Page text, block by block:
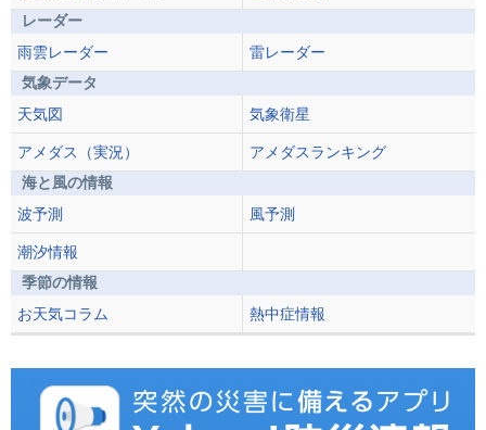
レーダー
雨雲レーダー
雷レーダー
気象データ
天気図
気象衛星
アメダス（実況）
アメダスランキング
海と風の情報
波予測
風予測
潮汐情報
季節の情報
お天気コラム
熱中症情報